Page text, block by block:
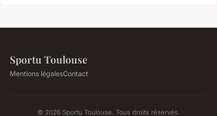
Sportu Toulouse
Mentions légalesContact
© 2026 Sportu Toulouse. Tous droits réservés.